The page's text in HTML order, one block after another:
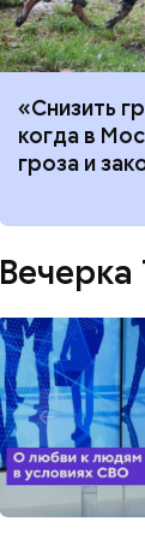
«Снизить
когда в
гроза и
Вечерка